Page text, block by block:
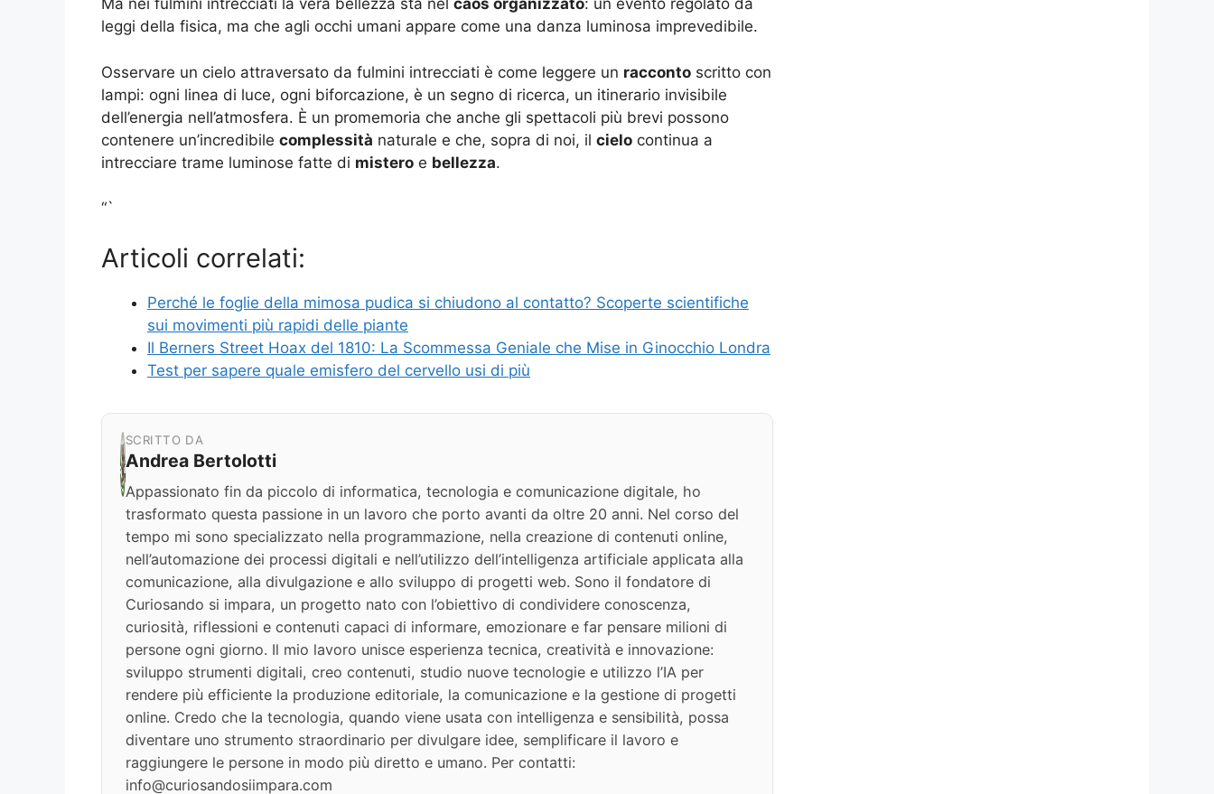
Ma nei fulmini intrecciati la vera bellezza sta nel caos organizzato: un evento regolato da
leggi della fisica, ma che agli occhi umani appare come una danza luminosa imprevedibile.
Osservare un cielo attraversato da fulmini intrecciati è come leggere un racconto scritto con
lampi: ogni linea di luce, ogni biforcazione, è un segno di ricerca, un itinerario invisibile
dell’energia nell’atmosfera. È un promemoria che anche gli spettacoli più brevi possono
contenere un’incredibile complessità naturale e che, sopra di noi, il cielo continua a
intrecciare trame luminose fatte di mistero e bellezza.
“`
Articoli correlati:
Perché le foglie della mimosa pudica si chiudono al contatto? Scoperte scientifiche
sui movimenti più rapidi delle piante
Il Berners Street Hoax del 1810: La Scommessa Geniale che Mise in Ginocchio Londra
Test per sapere quale emisfero del cervello usi di più
SCRITTO DA
Andrea Bertolotti
Appassionato fin da piccolo di informatica, tecnologia e comunicazione digitale, ho
trasformato questa passione in un lavoro che porto avanti da oltre 20 anni. Nel corso del
tempo mi sono specializzato nella programmazione, nella creazione di contenuti online,
nell’automazione dei processi digitali e nell’utilizzo dell’intelligenza artificiale applicata alla
comunicazione, alla divulgazione e allo sviluppo di progetti web. Sono il fondatore di
Curiosando si impara, un progetto nato con l’obiettivo di condividere conoscenza,
curiosità, riflessioni e contenuti capaci di informare, emozionare e far pensare milioni di
persone ogni giorno. Il mio lavoro unisce esperienza tecnica, creatività e innovazione:
sviluppo strumenti digitali, creo contenuti, studio nuove tecnologie e utilizzo l’IA per
rendere più efficiente la produzione editoriale, la comunicazione e la gestione di progetti
online. Credo che la tecnologia, quando viene usata con intelligenza e sensibilità, possa
diventare uno strumento straordinario per divulgare idee, semplificare il lavoro e
raggiungere le persone in modo più diretto e umano. Per contatti:
info@curiosandosiimpara.com